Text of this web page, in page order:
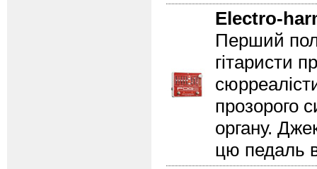
Electro-
Перший
гітаристи
прозорого
органу.
цю педаль